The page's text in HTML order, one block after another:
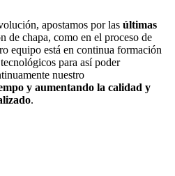
apostamos por las últimas
de chapa, como en el proceso de
equipo está en continua formación
para así poder
nuestro
y aumentando la calidad y
.